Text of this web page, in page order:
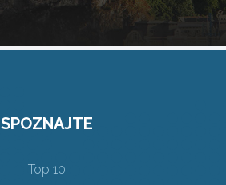
SPOZNAJTE
Top 10